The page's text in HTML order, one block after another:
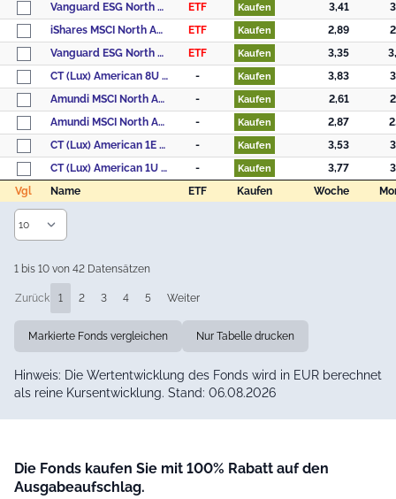
Vgl Name ETF Kaufen Woche
Vanguard ESG North America All Cap UCITS ETF - (USD) Accumulating
ETF Kaufen 3,41
iShares MSCI North America UCITS ETF USD (Dist)
ETF Kaufen 2,89
Vanguard ESG North America All Cap UCITS ETF - (USD) Distributing
ETF Kaufen 3,35
CT (Lux) American 8U USD
- Kaufen 3,83
Amundi MSCI North America ESG Broad Transition - AE (C)
- Kaufen 2,61
Amundi MSCI North America ESG Broad Transition - AU (C)
- Kaufen 2,87
CT (Lux) American 1E EUR
- Kaufen 3,53
CT (Lux) American 1U USD
- Kaufen 3,77
Vgl
Name ETF Kaufen Woche
1 bis 10 von 42 Datensätzen
Zurück 1 2 3 4 5 Weiter
Markierte Fonds vergleichen Nur Tabelle drucken
Hinweis: Die Wertentwicklung des Fonds wird in EUR berechnet
als reine Kursentwicklung. Stand: 06.08.2026
Die Fonds kaufen Sie mit 100% Rabatt auf den
Ausgabeaufschlag.